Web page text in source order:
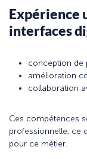
Expérience
interfaces
conception de
amélioration
collaboration
Ces compétences
professionnelle, ce
pour ce métier.